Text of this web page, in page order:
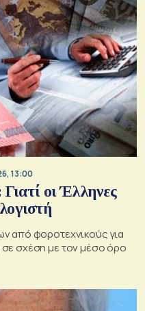
13:00
οι Έλληνες
από φοροτεχνικούς για
σχέση με τον μέσο όρο